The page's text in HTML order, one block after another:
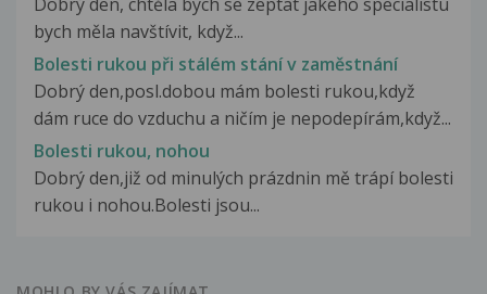
bych měla navštívit, když...
Bolesti rukou při stálém stání v zaměstnání
Dobrý den,posl.dobou mám bolesti rukou,když
dám ruce do vzduchu a ničím je nepodepírám,když...
Bolesti rukou, nohou
Dobrý den,již od minulých prázdnin mě trápí bolesti
rukou i nohou.Bolesti jsou...